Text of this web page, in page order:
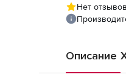
Нет отзывов
Описание